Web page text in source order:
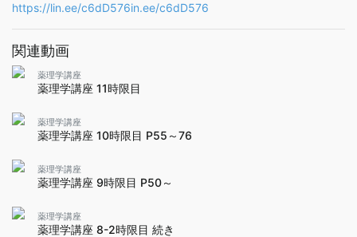
https://lin.ee/c6dD576in.ee/c6dD576
関連動画
薬理学講座
薬理学講座 11時限目
薬理学講座
薬理学講座 10時限目 P55～76
薬理学講座
薬理学講座 9時限目 P50～
薬理学講座
薬理学講座 8-2時限目 続き